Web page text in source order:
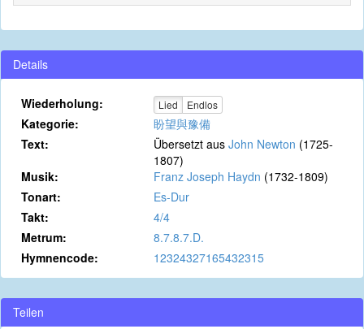
Details
Wiederholung: Lied Endlos
Kategorie:
盼望與豫備
Text:
Übersetzt aus John Newton (1725-
1807)
Musik:
Franz Joseph Haydn (1732-1809)
Tonart:
Es-Dur
Takt:
4/4
Metrum:
8.7.8.7.D.
Hymnencode:
12324327165432315
Teilen